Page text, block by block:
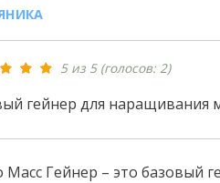
5 из 5 (голосов: 2)
гейнер для наращивания
Масс Гейнер – это базовый